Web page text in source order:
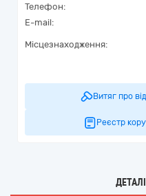
Телефон:
E-mail:
Місцезнаходження:
Витяг про
Реєстр